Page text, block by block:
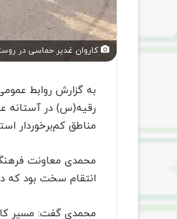
کاروان غدیر حماسی در
به گزارش روابط
رقیه(س) در آستانه
مناطق کم‌برخوردار
محمدی معاونت
انتقام سخت بود که